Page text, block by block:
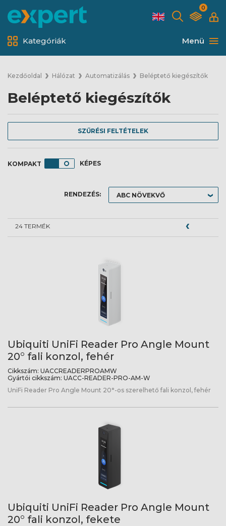
0
Menü
Kategóriák
Kezdőoldal Hálózat Automatizálás Beléptető kiegészítők
Beléptető kiegészítők
SZŰRÉSI FELTÉTELEK
KÉPES
RENDEZÉS:
24 TERMÉK
Ubiquiti UniFi Reader Pro Angle Mount
20° fali konzol, fehér
Cikkszám: UACCREADERPROAMW
Gyártói cikkszám: UACC-READER-PRO-AM-W
UniFi Reader Pro Angle Mount 20°-os szerelhető fali konzol, fehér
Ubiquiti UniFi Reader Pro Angle Mount
20° fali konzol, fekete